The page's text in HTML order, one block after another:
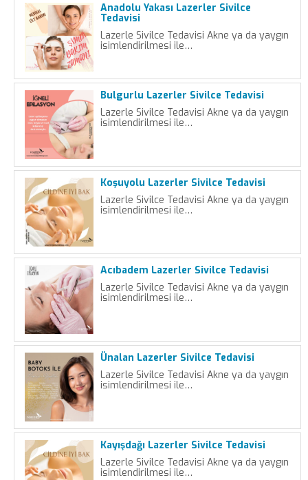
Anadolu Yakası Lazerler Sivilce
Tedavisi
Lazerle Sivilce Tedavisi Akne ya da yaygın
isimlendirilmesi ile…
Bulgurlu Lazerler Sivilce Tedavisi
Lazerle Sivilce Tedavisi Akne ya da yaygın
isimlendirilmesi ile…
Koşuyolu Lazerler Sivilce Tedavisi
Lazerle Sivilce Tedavisi Akne ya da yaygın
isimlendirilmesi ile…
Acıbadem Lazerler Sivilce Tedavisi
Lazerle Sivilce Tedavisi Akne ya da yaygın
isimlendirilmesi ile…
Ünalan Lazerler Sivilce Tedavisi
Lazerle Sivilce Tedavisi Akne ya da yaygın
isimlendirilmesi ile…
Kayışdağı Lazerler Sivilce Tedavisi
Lazerle Sivilce Tedavisi Akne ya da yaygın
isimlendirilmesi ile…